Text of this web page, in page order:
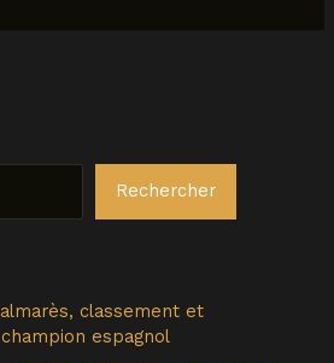
Rechercher
classement et
espagnol